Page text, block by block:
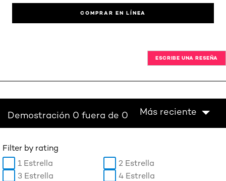
COMPRAR EN LÍNEA
ESCRIBE UNA RESEÑA
Demostración 0 fuera de 0 Más reciente
Filter by rating
1 Estrella
2 Estrella
3 Estrella
4 Estrella